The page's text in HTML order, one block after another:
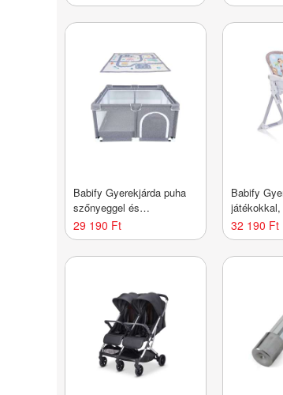
Babify Gyerekjárda puha
szőnyeggel és
csúszásgátló járókával,
beltéri és kültéri
használatra is alkalmas,
29 190 Ft
Babify
állítható
110
32 190 Ft